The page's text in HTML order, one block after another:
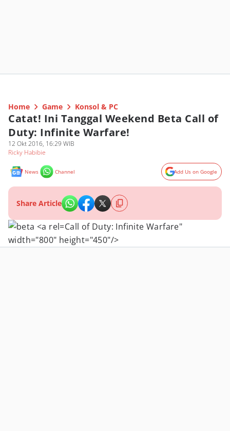
Home Game Konsol & PC
Catat! Ini Tanggal Weekend Beta Call of
Duty: Infinite Warfare!
12 Okt 2016, 16:29 WIB
Ricky Habibie
News Channel Add Us on Google
Share Article
Call of Duty: Infinite Warfare"
width="800" height="450"/>